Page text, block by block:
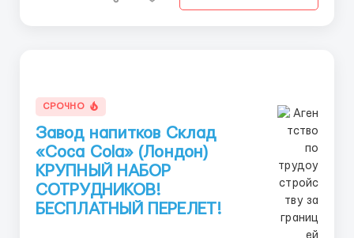
СРОЧНО
Завод напитков Склад
«Coca Cola» (Лондон)
КРУПНЫЙ НАБОР
СОТРУДНИКОВ!
БЕСПЛАТНЫЙ ПЕРЕЛЕТ!